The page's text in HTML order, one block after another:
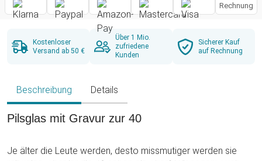
Rechnung
Kostenloser
Versand ab 50 €
Über 1 Mio.
zufriedene
Kunden
Sicherer Kauf
auf Rechnung
Beschreibung Details
Pilsglas mit Gravur zur 40
Je älter die Leute werden, desto missmutiger werden sie